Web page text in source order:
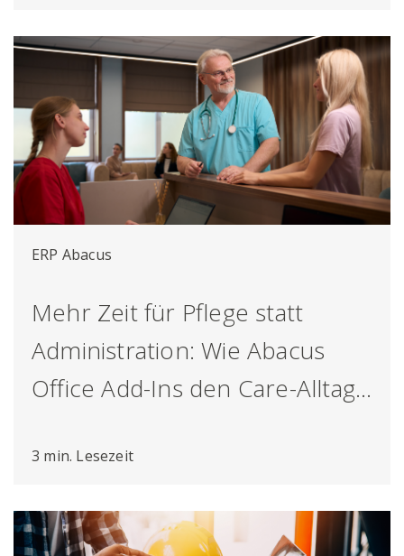
ERP Abacus
Mehr Zeit für Pflege statt
Administration: Wie Abacus
Office Add-Ins den Care-Alltag
3 min. Lesezeit